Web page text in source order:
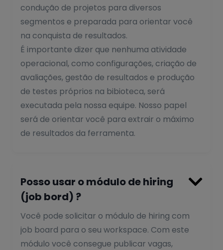
condução de projetos para diversos
segmentos e preparada para orientar você
na conquista de resultados.
É importante dizer que nenhuma atividade
operacional, como configurações, criação de
avaliações, gestão de resultados e produção
de testes próprios na bibioteca, será
executada pela nossa equipe. Nosso papel
será de orientar você para extrair o máximo
de resultados da ferramenta.
Posso usar o módulo de hiring
(job bord) ?

Você pode solicitar o módulo de hiring com
job board para o seu workspace. Com este
módulo você consegue publicar vagas,